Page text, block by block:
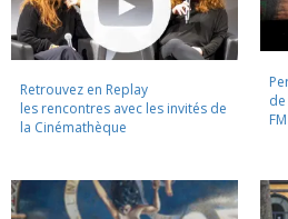
Retrouvez en Replay
les rencontres avec les invités de
la Cinémathèque
FM